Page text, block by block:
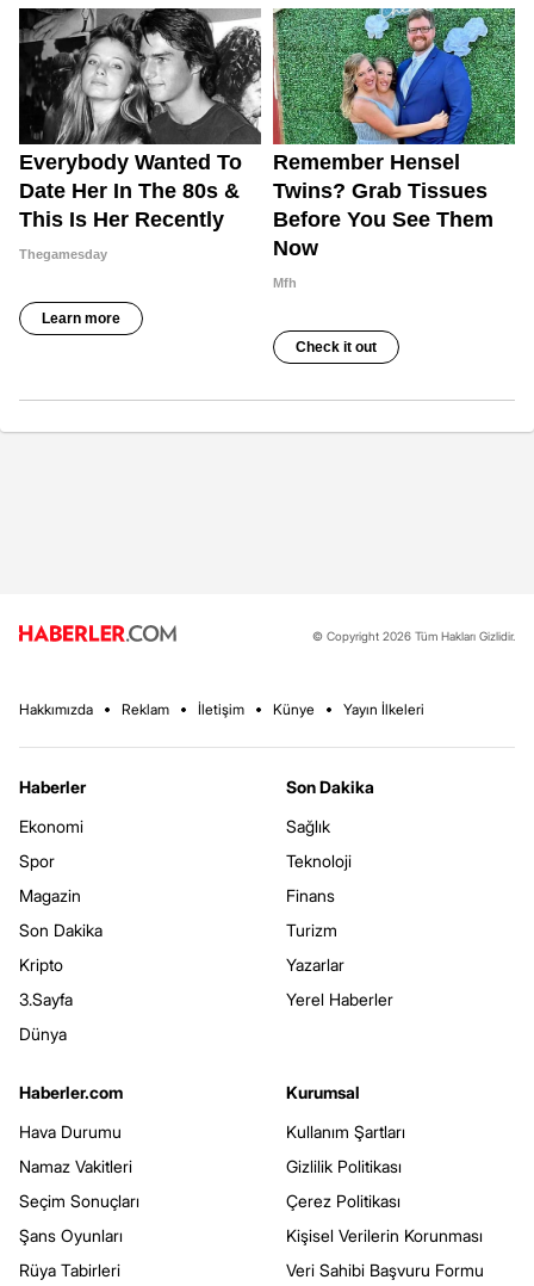
© Copyright 2026 Tüm Hakları Gizlidir.
Hakkımızda Reklam İletişim Künye Yayın İlkeleri
Haberler
Ekonomi
Spor
Magazin
Son Dakika
Kripto
3.Sayfa
Dünya
Son Dakika
Sağlık
Teknoloji
Finans
Turizm
Yazarlar
Yerel Haberler
Haberler.com
Hava Durumu
Namaz Vakitleri
Seçim Sonuçları
Şans Oyunları
Rüya Tabirleri
Kurumsal
Kullanım Şartları
Gizlilik Politikası
Çerez Politikası
Kişisel Verilerin Korunması
Veri Sahibi Başvuru Formu